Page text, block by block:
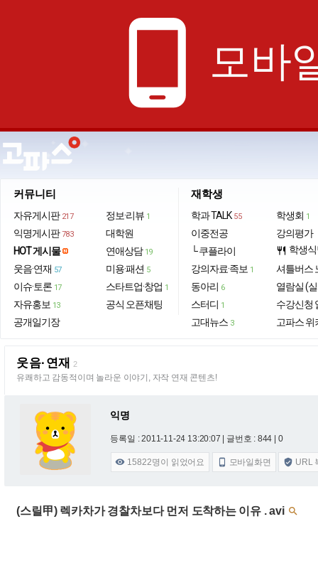
phone_android 모바
커뮤니티
자유게시판 217
익명게시판 783
HOT 게시물
웃음·연재 57
이슈·토론 17
자유홍보 13
공개일기장
정보·리뷰 1
대학원
연애상담 19
미용·패션 5
스타트업·창업 1
공식 오픈채팅
재학생
학과 TALK 55
이중전공
└ 쿠플라이
강의자료·족보 1
동아리 6
스터디 1
고대뉴스 3
학생회 1
강의평가
restaurant 학생
셔틀버스
열람실 (
수강신청
고파스 위
웃음·연재 2
유쾌하고 감동적이며 놀라운 이야기, 자작 연재 콘텐츠!
익명
등록일 : 2011-11-24 13:20:07 | 글번호 : 844 | 0
 15822명이 읽었어요  모바일화면  URL
(스릴甲) 렉카차가 경찰차보다 먼저 도착하는 이유 . avi 